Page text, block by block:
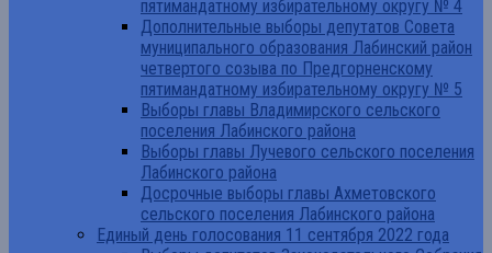
пятимандатному избирательному округу № 4
Дополнительные выборы депутатов Совета
муниципального образования Лабинский район
четвертого созыва по Предгорненскому
пятимандатному избирательному округу № 5
Выборы главы Владимирского сельского
поселения Лабинского района
Выборы главы Лучевого сельского поселения
Лабинского района
Досрочные выборы главы Ахметовского
сельского поселения Лабинского района
Единый день голосования 11 сентября 2022 года